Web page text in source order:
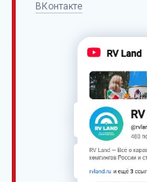
ВКонтакте